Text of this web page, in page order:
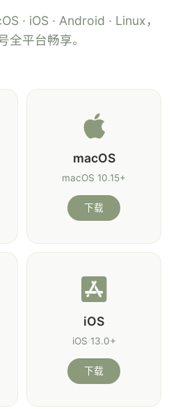
· iOS · Android · Linux，
全平台畅享。
macOS
macOS 10.15+
下载
iOS
iOS 13.0+
下载